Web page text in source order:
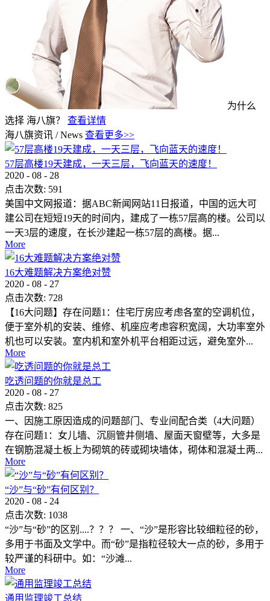
为什么
选择 海八旗？
查看详情
海八旗资讯 / News 查看更多>>
57层高楼19天建成，一天三层，飞向蓝天的速度！
2020 - 08 - 28
点击次数: 591
美国中文网报道：据ABC新闻网站11日报道，中国的远大可
建公司在短短19天的时间内，建成了一栋57层高的楼。公司以
一天3层的速度，在长沙建起一栋57层的高楼。据...
More
16大难题解决方案绝对赞
2020 - 08 - 27
点击次数: 728
【16大问题】存在问题1：住宅厅房应考虑各室的空调机位，
便于室外机的安装、维修、机座应考虑容积宽阔，大功率室外
机也可以安装。室内机和室外机平台相距过远，避免室外...
More
吃透问题的你就是总工
2020 - 08 - 27
点击次数: 825
一、因施工原因造成的问题部门、专业间配合类（4大问题）
存在问题1：女儿墙、沉厕管井侧墙、屋面天窗壁等，大多是
在钢筋混凝土板上为砌筑的砖或砌块墙体，砌体和混凝土两...
More
“沙”与“砂”有何区别？
2020 - 08 - 24
点击次数: 1038
“沙”与“砂”的区别....？？？ 一、“沙”是形容比较细粒径的砂，
多用于书面及文学中。而“砂”是指粒径较大一点的砂，多用于
较严谨的科研中。如：“沙滩...
More
通用监理竣工总结